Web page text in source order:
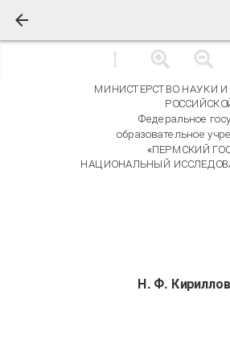
МИНИСТЕРСТВО НАУКИ
Федеральное
образовательное
«ПЕРМСКИЙ
НАЦИОНАЛЬНЫЙ
Н. Ф.